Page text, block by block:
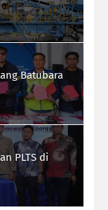
Batubara
PLTS di